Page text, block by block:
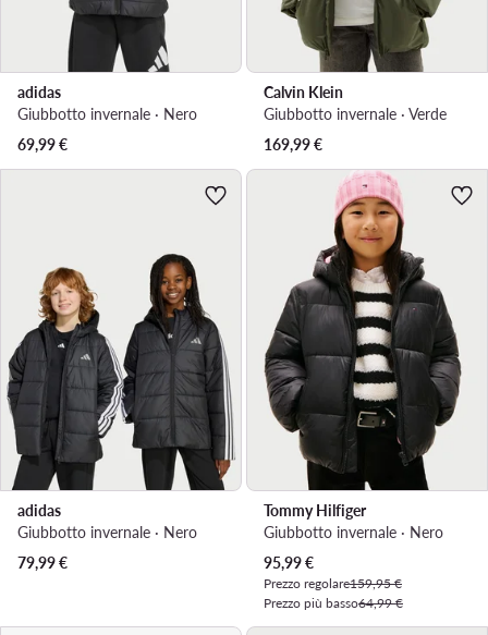
adidas
Giubbotto invernale · Nero
69,99€
Calvin Klein
Giubbotto invernale · Verde
169,99€
adidas
Giubbotto invernale · Nero
79,99€
Tommy Hilfiger
Giubbotto invernale · Nero
Prezzo attuale
95,99€
Prezzo regolare159,95 €
Prezzo più basso64,99 €